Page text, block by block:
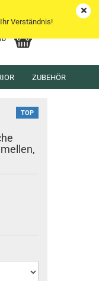
Verständnis!
ZUBEHÖR
TOP